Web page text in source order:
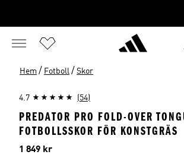
Hem / Fotboll / Skor
4.7 (54)
PREDATOR PRO FOLD-OVER
FOTBOLLSSKOR FÖR KONSTGRÄS
Pris
1 849 kr